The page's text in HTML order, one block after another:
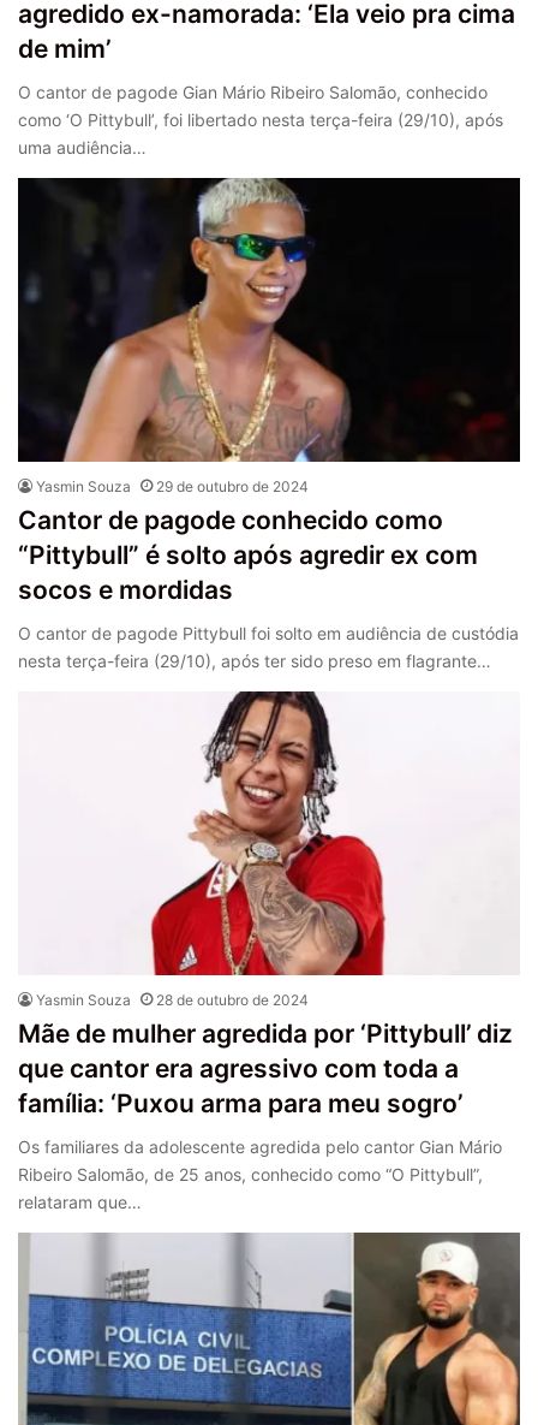
agredido ex-namorada: ‘Ela veio pra cima
de mim’
O cantor de pagode Gian Mário Ribeiro Salomão, conhecido
como ‘O Pittybull’, foi libertado nesta terça-feira (29/10), após
uma audiência…
Yasmin Souza 29 de outubro de 2024
Cantor de pagode conhecido como
“Pittybull” é solto após agredir ex com
socos e mordidas
O cantor de pagode Pittybull foi solto em audiência de custódia
nesta terça-feira (29/10), após ter sido preso em flagrante…
Yasmin Souza 28 de outubro de 2024
Mãe de mulher agredida por ‘Pittybull’ diz
que cantor era agressivo com toda a
família: ‘Puxou arma para meu sogro’
Os familiares da adolescente agredida pelo cantor Gian Mário
Ribeiro Salomão, de 25 anos, conhecido como “O Pittybull”,
relataram que…